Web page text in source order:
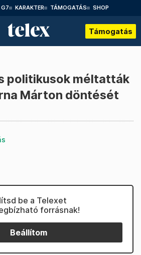
G7 KARAKTER TÁMOGATÁS SHOP
Támogatás
politikusok méltatták
Márton döntését
be a Telexet
forrásnak!
Beállítom